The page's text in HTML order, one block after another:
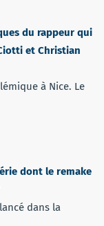
du rappeur qui
et Christian
à Nice. Le
dont le remake
dans la